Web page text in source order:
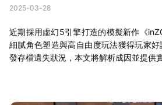
2025-03-28
近期採用虛幻5引擎打造的模擬新作《
細膩角色塑造與高自由度玩法獲得玩家
發存檔遺失狀況，本文將解析成因並提供